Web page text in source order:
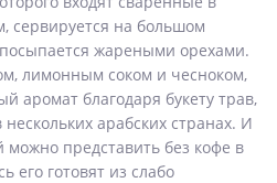
сервируется на большом
жареными орехами.
лимонным соком и чесноком,
аромат благодаря букету трав,
арабских странах. И
можно представить без кофе в
его готовят из слабо